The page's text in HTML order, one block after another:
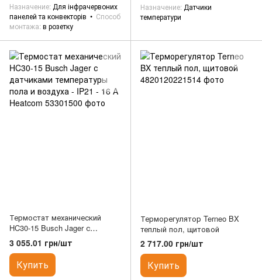
Назначение Для інфрачервоних
панелей та конвекторів
Способ
монтажа в розетку
Назначение Датчики
температури
Термостат механический
HC30-15 Busch Jager с
датчиками температуры пола
и воздуха - IP21 - 16 A
Heatcom
3 055.01 грн/шт
Купить
Терморегулятор Terneo BX
теплый пол, щитовой
2 717.00 грн/шт
Купить